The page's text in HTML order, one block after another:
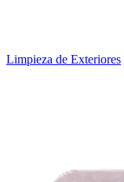
Limpieza de Exteriores